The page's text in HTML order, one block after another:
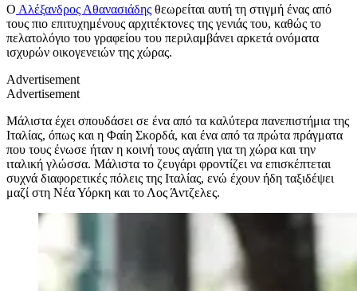
Ο Αλέξανδρος Αθανασιάδης θεωρείται αυτή τη στιγμή ένας από
τους πιο επιτυχημένους αρχιτέκτονες της γενιάς του, καθώς το
πελατολόγιο του γραφείου του περιλαμβάνει αρκετά ονόματα
ισχυρών οικογενειών της χώρας.
Advertisement
Advertisement
Μάλιστα έχει σπουδάσει σε ένα από τα καλύτερα πανεπιστήμια της
Ιταλίας, όπως και η Φαίη Σκορδά, και ένα από τα πρώτα πράγματα
που τους ένωσε ήταν η κοινή τους αγάπη για τη χώρα και την
ιταλική γλώσσα. Μάλιστα το ζευγάρι φροντίζει να επισκέπτεται
συχνά διαφορετικές πόλεις της Ιταλίας, ενώ έχουν ήδη ταξιδέψει
μαζί στη Νέα Υόρκη και το Λος Άντζελες.